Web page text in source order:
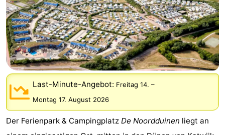
Campingplätze
Ferienhäuser
-
De
Noordduinen
-
Duinrell
Hotels
Lastminutes
Last-Minute-Angebot: Freitag 14. –
Montag 17. August 2026
Der Ferienpark & Campingplatz De Noordduinen liegt an